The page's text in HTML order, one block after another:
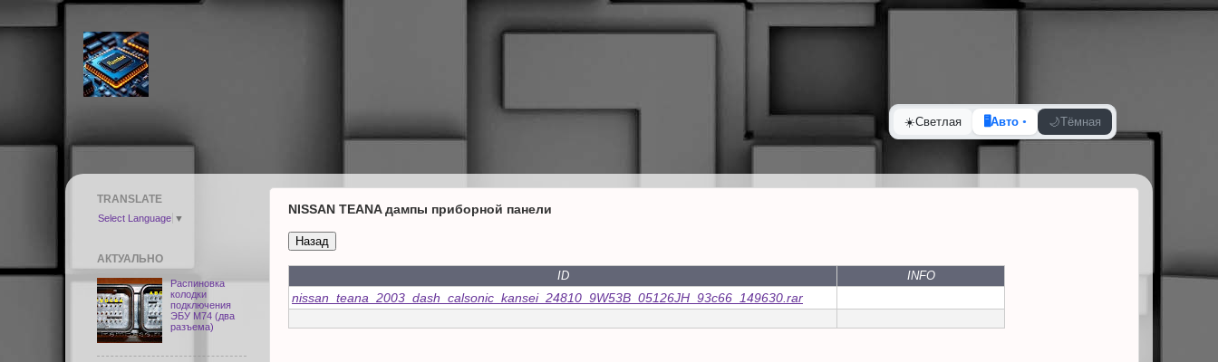
☀️Светлая 🖥️Авто 🌙Тёмная
NISSAN TEANA дампы приборной панели
ID INFO
nissan_teana_2003_dash_calsonic_kansei_24810_9W53B_05126JH_93c66_149630.rar
TRANSLATE
Select Language ▼
АКТУАЛЬНО
Распиновка
колодки
подключения
ЭБУ M74 (два
разъема)